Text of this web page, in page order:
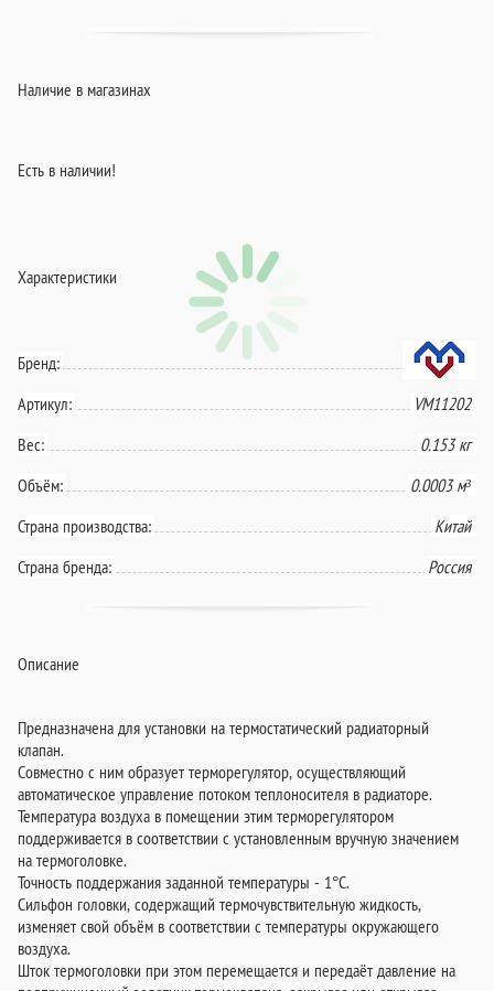
Наличие в магазинах
Есть в наличии!
Характеристики
Бренд:
Артикул:
VM11202
Вес:
0.153 кг
Объём:
0.0003 м³
Страна производства:
Китай
Страна бренда:
Россия
Описание
Предназначена для установки на термостатический радиаторный
клапан.
Совместно с ним образует терморегулятор, осуществляющий
автоматическое управление потоком теплоносителя в радиаторе.
Температура воздуха в помещении этим терморегулятором
поддерживается в соответствии с установленным вручную значением
на термоголовке.
Точность поддержания заданной температуры - 1°С.
Сильфон головки, содержащий термочувствительную жидкость,
изменяет свой объём в соответствии с температуры окружающего
воздуха.
Шток термоголовки при этом перемещается и передаёт давление на